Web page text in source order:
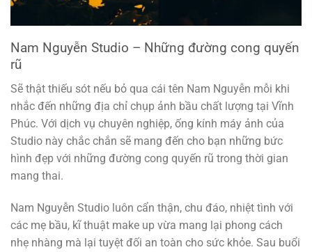
Nam Nguyễn Studio – Những đường cong quyến
rũ
Sẽ thật thiếu sót nếu bỏ qua cái tên Nam Nguyễn mỗi khi
nhắc đến những địa chỉ chụp ảnh bầu chất lượng tại Vĩnh
Phúc. Với dịch vụ chuyên nghiệp, ống kính máy ảnh của
Studio này chắc chắn sẽ mang đến cho bạn những bức
hình đẹp với những đường cong quyến rũ trong thời gian
mang thai.
Nam Nguyễn Studio luôn cẩn thận, chu đáo, nhiệt tình với
các mẹ bầu, kĩ thuật make up vừa mang lại phong cách
nhẹ nhàng mà lại tuyệt đối an toàn cho sức khỏe. Sau buổi